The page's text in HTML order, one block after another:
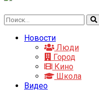
Новости
Люди
Город
Кино
Школа
Видео